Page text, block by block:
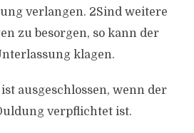
verlangen. 2Sind weitere
zu besorgen, so kann der
klagen.
ausgeschlossen, wenn der
verpflichtet ist.